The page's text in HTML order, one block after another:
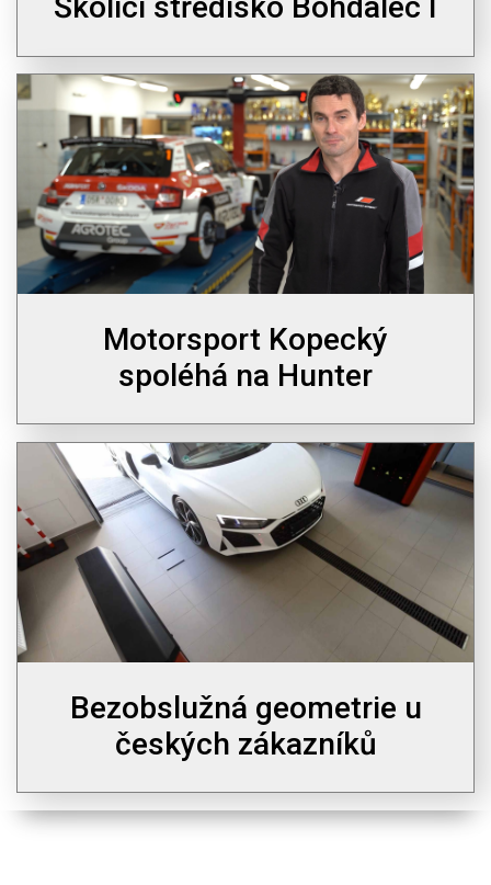
Školicí středisko Bohdalec I
Motorsport Kopecký
spoléhá na Hunter
Bezobslužná geometrie u
českých zákazníků